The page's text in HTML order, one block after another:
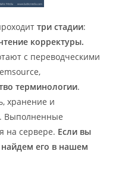
три стадии:
корректуры.
с переводческими
терминологии.
хранение и
Выполненные
на сервере. Если вы
его в нашем